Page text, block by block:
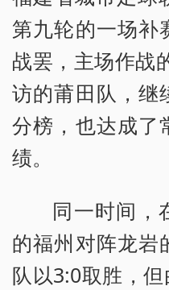
第九轮的一场补
战罢，主场作战
访的莆田队，继
分榜，也达成了
绩。
同一时间，
的福州对阵龙岩
队以3:0取胜，